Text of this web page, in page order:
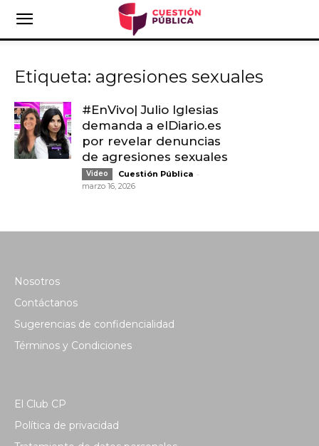
Etiqueta: agresiones sexuales
#EnVivo| Julio Iglesias
demanda a elDiario.es
por revelar denuncias
de agresiones sexuales
Video Cuestión Pública -
marzo 16, 2026
Nosotros
Contáctanos
Sugerencias de confidencialidad
Términos y Condiciones
El Club CP
Política de privacidad